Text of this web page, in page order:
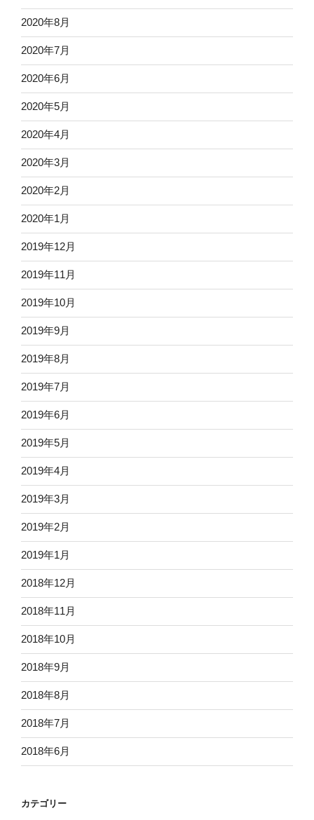
2020年8月
2020年7月
2020年6月
2020年5月
2020年4月
2020年3月
2020年2月
2020年1月
2019年12月
2019年11月
2019年10月
2019年9月
2019年8月
2019年7月
2019年6月
2019年5月
2019年4月
2019年3月
2019年2月
2019年1月
2018年12月
2018年11月
2018年10月
2018年9月
2018年8月
2018年7月
2018年6月
カテゴリー